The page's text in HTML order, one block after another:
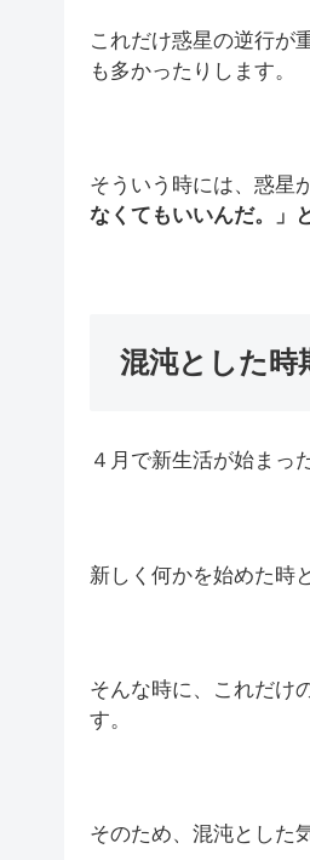
これだけ惑星の逆行が
も多かったりします。
そういう時には、惑星
なくてもいいんだ。」
混沌とした時
４月で新生活が始まっ
新しく何かを始めた時
そんな時に、これだけ
す。
そのため、混沌とした